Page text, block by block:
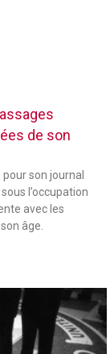
de son
son journal
l’occupation
avec les
âge.